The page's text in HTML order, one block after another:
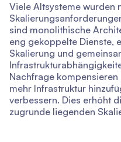
Viele Altsysteme wurden
sind monolithische
eng gekoppelte Dienste,
Skalierung und
Nachfrage
mehr Infrastruktur
verbessern. Dies erhöht
zugrunde liegenden